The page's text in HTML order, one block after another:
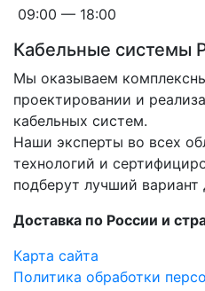
09:00 — 18:00
Кабельные
Мы оказываем
проектировании и
кабельных систем.
Наши эксперты во всех
технологий и
подберут лучший вариант
Доставка по России и
Карта сайта
Политика обработки